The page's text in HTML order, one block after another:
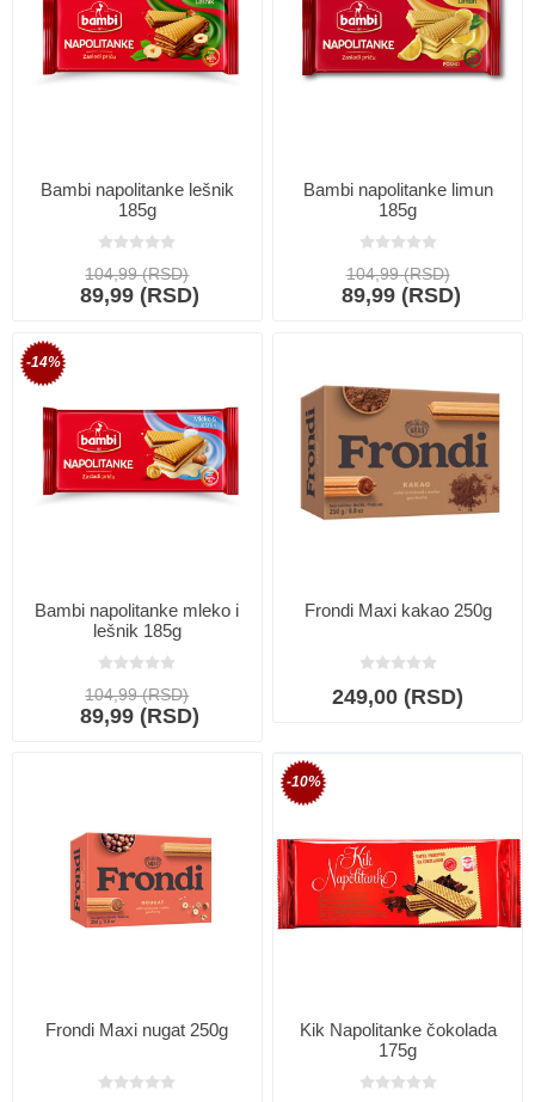
Bambi napolitanke lešnik
185g
104,99 (RSD)
89,99 (RSD)
Bambi napolitanke limun
185g
104,99 (RSD)
89,99 (RSD)
-14%
Bambi napolitanke mleko i
lešnik 185g
104,99 (RSD)
89,99 (RSD)
Frondi Maxi kakao 250g
249,00 (RSD)
Frondi Maxi nugat 250g
-10%
Kik Napolitanke čokolada
175g